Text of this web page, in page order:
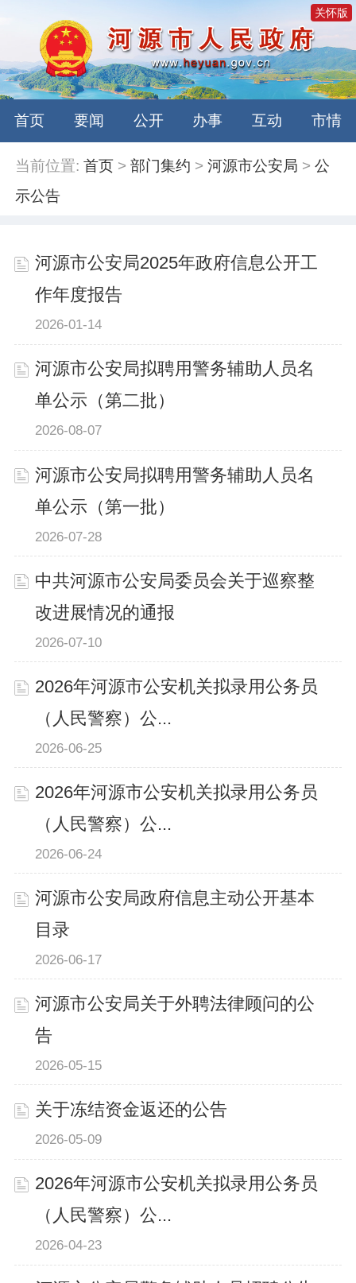
关怀版
首页 要闻 公开 办事 互动 市情
当前位置: 首页 >部门集约 >河源市公安局 >公
示公告
河源市公安局2025年政府信息公开工
作年度报告
2026-01-14
河源市公安局拟聘用警务辅助人员名
单公示（第二批）
2026-08-07
河源市公安局拟聘用警务辅助人员名
单公示（第一批）
2026-07-28
中共河源市公安局委员会关于巡察整
改进展情况的通报
2026-07-10
2026年河源市公安机关拟录用公务员
（人民警察）公...
2026-06-25
2026年河源市公安机关拟录用公务员
（人民警察）公...
2026-06-24
河源市公安局政府信息主动公开基本
目录
2026-06-17
河源市公安局关于外聘法律顾问的公
告
2026-05-15
关于冻结资金返还的公告
2026-05-09
2026年河源市公安机关拟录用公务员
（人民警察）公...
2026-04-23